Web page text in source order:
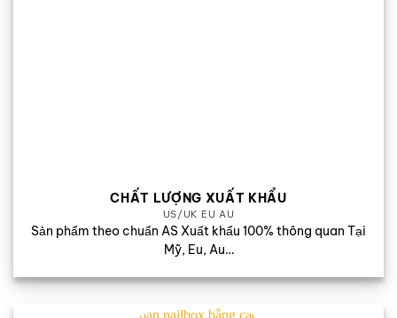
CHẤT LƯỢNG XUẤT KHẨU
US/UK EU AU
Sản phẩm theo chuẩn AS Xuất khẩu 100% thông quan Tại
Mỹ, Eu, Au…